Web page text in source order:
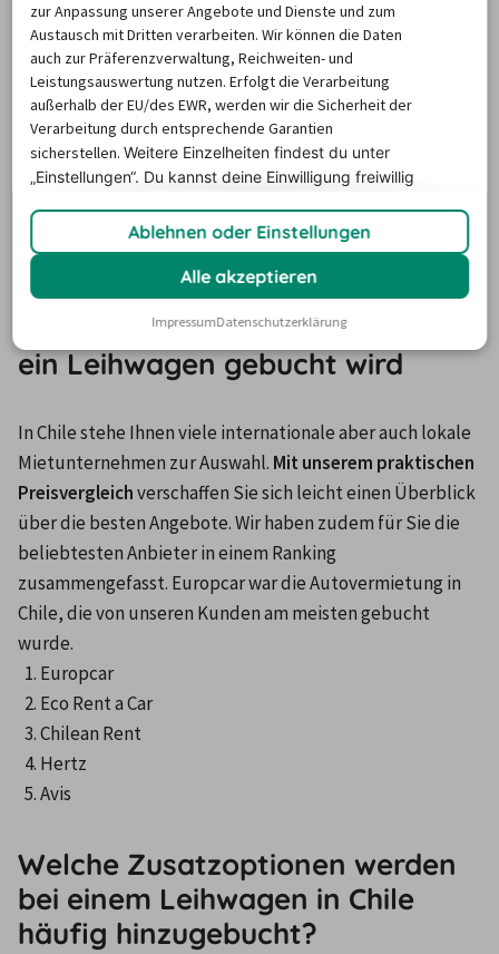
Metropole Santiago und die eindrucksvolle Natur
anzuschauen. Besonders beliebt sind Roadtrips durch
Chile mit dem Mietwagen, bei denen Sie die wilden
Landschaften Patagoniens entdecken. Mit dem
Leihwagen unternehmen Sie auch spontane Touren in die
Berge oder an die Pazifikküste und meistern ganz
nebenbei die Fahrt vom und zum Flughafen auf einfache
Weise.
Lesen Sie, bei welcher
Autovermietung in Chile meist
ein Leihwagen gebucht wird
In Chile stehe Ihnen viele internationale aber auch lokale
Mietunternehmen zur Auswahl. Mit unserem praktischen
Preisvergleich verschaffen Sie sich leicht einen Überblick
über die besten Angebote. Wir haben zudem für Sie die
beliebtesten Anbieter in einem Ranking
zusammengefasst. Europcar war die Autovermietung in
Chile, die von unseren Kunden am meisten gebucht
wurde.
Europcar
Eco Rent a Car
Chilean Rent
Hertz
Avis
Welche Zusatzoptionen werden
bei einem Leihwagen in Chile
häufig hinzugebucht?
zur Anpassung unserer Angebote und Dienste und zum
Austausch mit Dritten verarbeiten. Wir können die Daten
auch zur Präferenzverwaltung, Reichweiten- und
Leistungsauswertung nutzen. Erfolgt die Verarbeitung
außerhalb der EU/des EWR, werden wir die Sicherheit der
Verarbeitung durch entsprechende Garantien
sicherstellen.Weitere Einzelheiten findest du unter
„Einstellungen“. Du kannst deine Einwilligung freiwillig
Ablehnen oder Einstellungen
Alle akzeptieren
ImpressumDatenschutzerklärung